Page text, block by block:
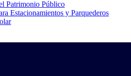
Patrimonio Público
Estacionamientos y Parquederos